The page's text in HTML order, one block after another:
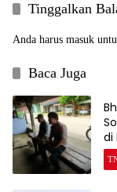
Tinggalkan
Anda harus masuk
Baca Juga
di